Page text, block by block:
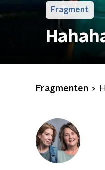
Fragment
Fragmenten